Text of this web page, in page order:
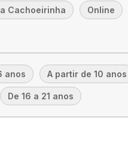
Cachoeirinha Online
anos A partir de 10 anos
De 16 a 21 anos